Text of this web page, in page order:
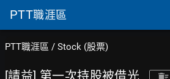
PTT職涯區
PTT職涯區 / Stock (股票)